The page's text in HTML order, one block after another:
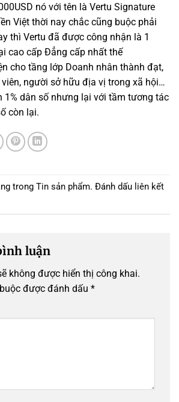
nó với tên là Vertu Signature
Việt thời nay chắc cũng buộc phải
thì Vertu đã được công nhận là 1
cao cấp Đẳng cấp nhất thế
cho tầng lớp Doanh nhân thành đạt,
người sở hữu địa vị trong xã hội…
1% dân số nhưng lại với tầm tương tác
còn lại.
trong Tin sản phẩm. Đánh dấu liên kết
luận
không được hiển thị công khai.
được đánh dấu *